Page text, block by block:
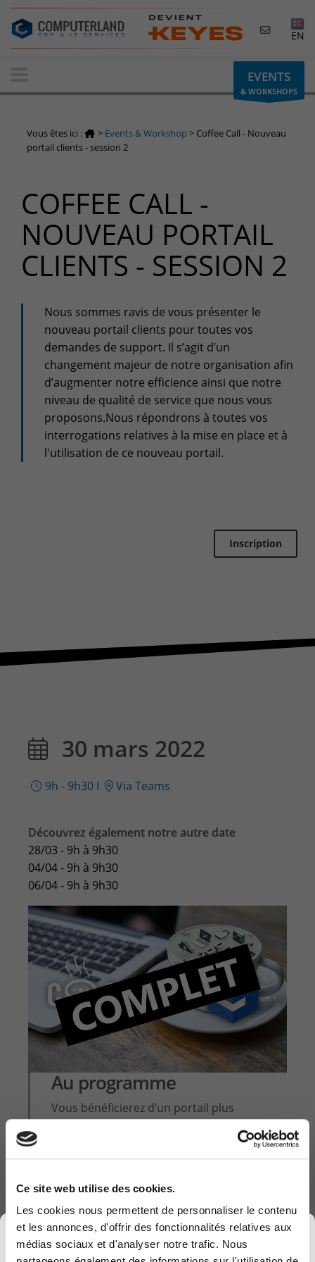
Ce site web utilise des cookies.
Les cookies nous permettent de personnaliser le contenu
et les annonces, d'offrir des fonctionnalités relatives aux
médias sociaux et d'analyser notre trafic. Nous
Contactez-nous
Demande d'informations
N'hésitez pas à nous contacter
+32(0)800 12 512
info-cpld@keyes.eu
Luxembourg
+352 26 59 06 86
info-cpld@keyes.eu
Accès à la zone d'information réservée aux clients :
Espace client
Centre de services
Support pour incidents & demandes de services
+32(0)800/12.712 (Belgique - Fr)
+32(0)800/12.812 (Belgique - Nl)
+352 8002 45 46 (Luxembourg - Fr)
support-cpld@keyes.eu
CONTACT & PLAN D'ACCES
EN
EVENTS
& WORKSHOPS
Vous êtes ici : > Events & Workshop > Coffee Call - Nouveau
portail clients - session 2
COFFEE CALL -
NOUVEAU PORTAIL
CLIENTS - SESSION 2
Nous sommes ravis de vous présenter le
nouveau portail clients pour toutes vos
demandes de support. Il s’agit d’un
changement majeur de notre organisation afin
d’augmenter notre efficience ainsi que notre
niveau de qualité de service que nous vous
proposons.Nous répondrons à toutes vos
interrogations relatives à la mise en place et à
l'utilisation de ce nouveau portail.
Inscription
30 mars 2022
9h - 9h30 I Via Teams
Découvrez également notre autre date
28/03 - 9h à 9h30
04/04 - 9h à 9h30
06/04 - 9h à 9h30
Au programme
Vous bénéficierez d’un portail plus
accueillant et plus intuitif permettant ces
• Une facilité d’ouverture de ticket
• Une transparence sur les activités vous
concernant
• Une plateforme d’échanges interactive